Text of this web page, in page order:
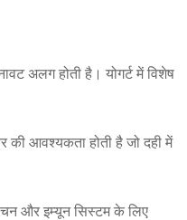
अलग होती है। योगर्ट में विशेष
की आवश्यकता होती है जो दही में
और इम्यून सिस्टम के लिए